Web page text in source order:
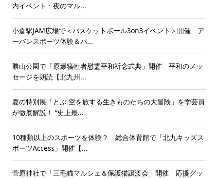
内イベント・夜のマル...
小倉駅JAM広場で＜バスケットボール3on3イベント＞開催 ア
ーバンスポーツ体験＆パ...
勝山公園で「原爆犠牲者慰霊平和祈念式典」開催 平和のメッ
セージを朗読【北九州...
夏の特別展「とぶ 空を旅する生きものたちの大冒険」を学芸員
が徹底解説！ “史上最...
10種類以上のスポーツを体験？ 総合体育館で「北九キッズス
ポーツAccess」開催【...
菅原神社で「三毛猫マルシェ＆保護猫譲渡会」開催 応援グッ